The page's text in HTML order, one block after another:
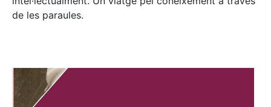
de les paraules.